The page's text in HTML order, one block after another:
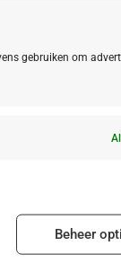
gebruiken om
Beheer